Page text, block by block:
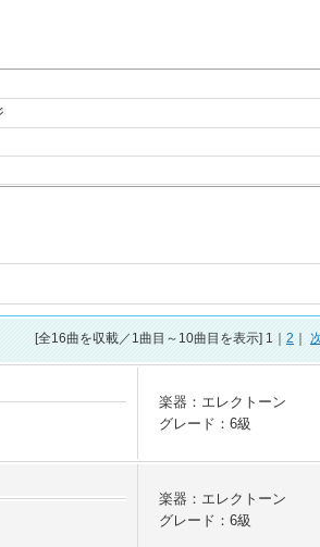
[全16曲を収載／1曲目～10曲目を表示] 1｜ 2 ｜
楽器：エレクトーン
グレード：6級
楽器：エレクトーン
グレード：6級